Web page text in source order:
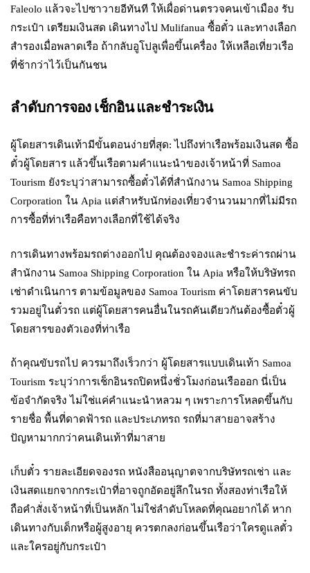
Faleolo แล้วจะไปซาวายอีทันที ให้เผื่อด่านตรวจคนเข้าเมือง รับ
กระเป๋า เตรียมเงินสด เดินทางไป Mulifanua ซื้อตั๋ว และทางเลือก
สำรองเมื่อพลาดเรือ ถ้ากลับอูโปลูเพื่อขึ้นเครื่อง ให้เหลือเที่ยวเรือ
ที่ช้ากว่าไว้เป็นกันชน
ลำดับการจอง เช็กอิน และชำระเงิน
ผู้โดยสารเดินเท้ามีขั้นตอนง่ายที่สุด: ไปถึงท่าเรือพร้อมเงินสด ซื้อ
ตั๋วผู้โดยสาร แล้วขึ้นเรือตามคำแนะนำของเจ้าหน้าที่ Samoa
Tourism ยังระบุว่าสามารถซื้อตั๋วได้ที่สำนักงาน Samoa Shipping
Corporation ใน Apia แต่สำหรับนักท่องเที่ยวจำนวนมากที่ไม่มีรถ
การซื้อที่ท่าเรือคือทางเลือกที่ใช้ได้จริง
การเดินทางพร้อมรถต่างออกไป คุณต้องจองและชำระค่ารถผ่าน
สำนักงาน Samoa Shipping Corporation ใน Apia หรือให้บริษัทรถ
เช่าดำเนินการ ตามข้อมูลของ Samoa Tourism ค่าโดยสารคนขับ
รวมอยู่ในตั๋วรถ แต่ผู้โดยสารคนอื่นในรถคันเดียวกันต้องซื้อตั๋วผู้
โดยสารของตัวเองที่ท่าเรือ
ถ้าคุณขับรถไป ควรมาถึงเร็วกว่า ผู้โดยสารแบบเดินเท้า Samoa
Tourism ระบุว่าการเช็กอินรถปิดหนึ่งชั่วโมงก่อนเรือออก นี่เป็น
ข้อจำกัดจริง ไม่ใช่แค่คำแนะนำหลวม ๆ เพราะการโหลดขึ้นกับ
รายชื่อ พื้นที่ดาดฟ้ารถ และประเภทรถ รถที่มาสายอาจสร้าง
ปัญหามากกว่าคนเดินเท้าที่มาสาย
เก็บตั๋ว รายละเอียดจองรถ หนังสืออนุญาตจากบริษัทรถเช่า และ
เงินสดแยกจากกระเป๋าที่อาจถูกอัดอยู่ลึกในรถ ทั้งสองท่าเรือให้
ถือคำสั่งเจ้าหน้าที่เป็นหลัก ไม่ใช่ลำดับโหลดที่คุณอยากได้ หาก
เดินทางกับเด็กหรือผู้สูงอายุ ควรตกลงก่อนขึ้นเรือว่าใครดูแลตั๋ว
และใครอยู่กับกระเป๋า